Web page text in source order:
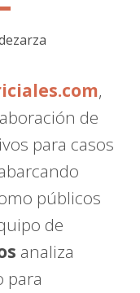
,
de
para casos
públicos
de
analiza
para